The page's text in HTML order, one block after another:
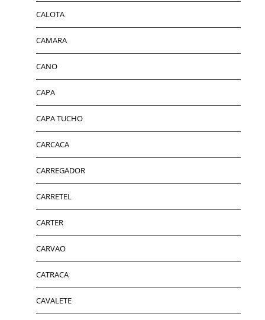
CALOTA
CAMARA
CANO
CAPA
CAPA TUCHO
CARCACA
CARREGADOR
CARRETEL
CARTER
CARVAO
CATRACA
CAVALETE